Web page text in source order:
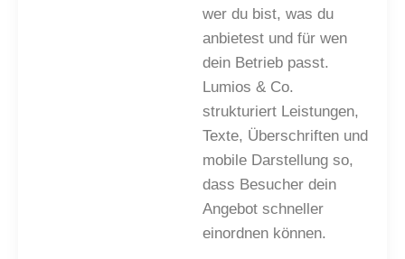
wer du bist, was du
anbietest und für wen
dein Betrieb passt.
Lumios & Co.
strukturiert Leistungen,
Texte, Überschriften und
mobile Darstellung so,
dass Besucher dein
Angebot schneller
einordnen können.